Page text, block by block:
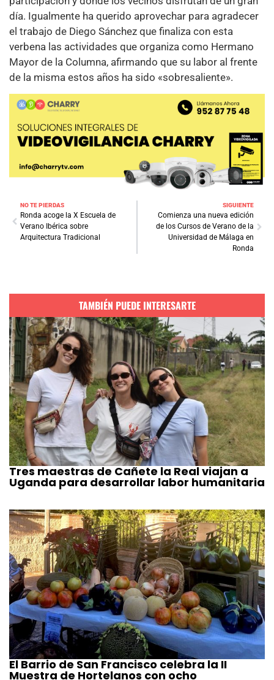
día. Igualmente ha querido aprovechar para agradecer
el trabajo de Diego Sánchez que finaliza con esta
verbena las actividades que organiza como Hermano
Mayor de la Columna, afirmando que su labor al frente
de la misma estos años ha sido «sobresaliente».
NO TE PIERDAS
Ronda acoge la X Escuela de
Verano Ibérica sobre
Arquitectura Tradicional
SIGUIENTE
Comienza una nueva edición
de los Cursos de Verano de la
Universidad de Málaga en
Ronda
TAMBIÉN PUEDE INTERESARTE
Tres maestras de Cañete la Real viajan a
Uganda para desarrollar labor humanitaria
El Barrio de San Francisco celebra la II
Muestra de Hortelanos con ocho